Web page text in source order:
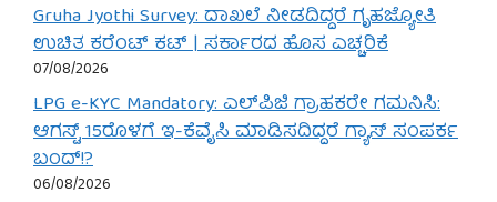
Gruha Jyothi Survey: ದಾಖಲೆ ನೀಡದಿದ್ದರೆ ಗೃಹಜ್ಯೋತಿ
ಉಚಿತ ಕರೆಂಟ್ ಕಟ್ | ಸರ್ಕಾರದ ಹೊಸ ಎಚ್ಚರಿಕೆ
07/08/2026
LPG e-KYC Mandatory: ಎಲ್‌ಪಿಜಿ ಗ್ರಾಹಕರೇ ಗಮನಿಸಿ:
ಆಗಸ್ಟ್ 15ರೊಳಗೆ ಇ-ಕೆವೈಸಿ ಮಾಡಿಸದಿದ್ದರೆ ಗ್ಯಾಸ್ ಸಂಪರ್ಕ
ಬಂದ್!?
06/08/2026